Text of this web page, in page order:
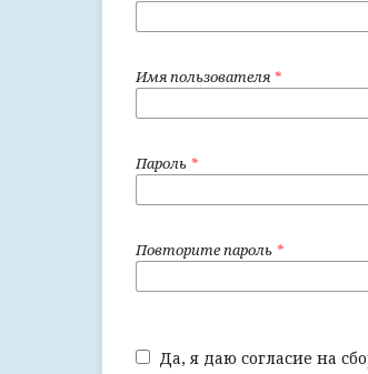
Имя пользователя *
Пароль *
Повторите пароль *
Да, я даю согласие на